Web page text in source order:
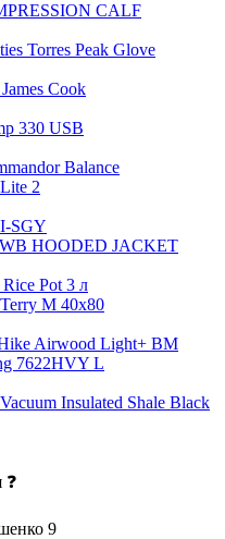
CALF
Torres Peak Glove
Cook
330 USB
Balance
2
SGY
HOODED JACKET
Pot 3 л
M 40х80
Airwood Light+ BM
7622HVY L
Insulated Shale Black
9